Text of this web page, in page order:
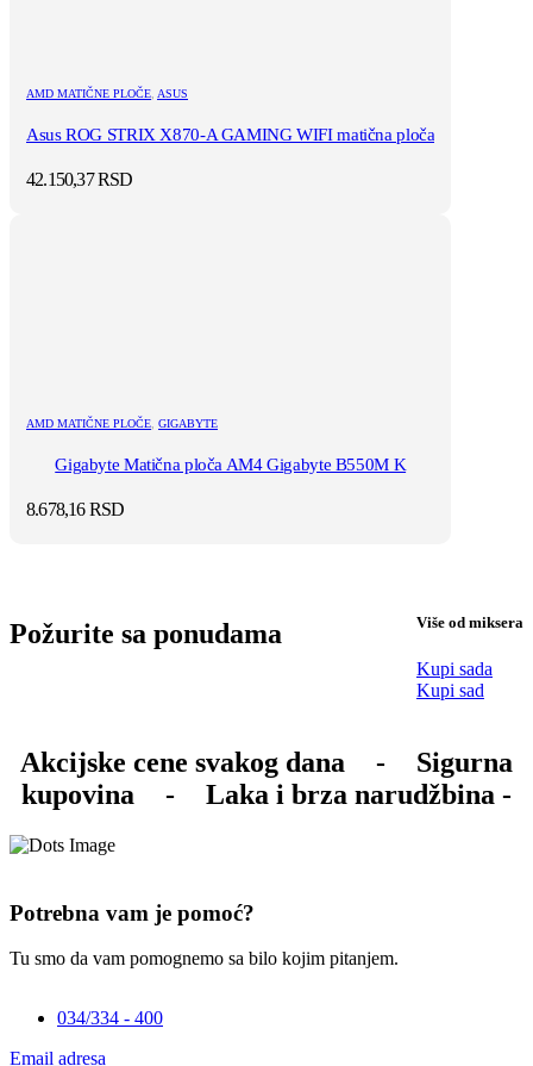
AMD MATIČNE PLOČE ASUS
Asus ROG STRIX X870-A GAMING WIFI matična ploča
42.150,37RSD
AMD MATIČNE PLOČE GIGABYTE
Gigabyte Matična ploča AM4 Gigabyte B550M K
8.678,16RSD
Požurite sa ponudama Više od miksera
Kupi sada
Kupi sad
Akcijske cene svakog dana -
Sigurna
kupovina
- Laka i brza narudžbina -
Potrebna vam je pomoć?
Tu smo da vam pomognemo sa bilo kojim pitanjem.
034/334 - 400
Email adresa